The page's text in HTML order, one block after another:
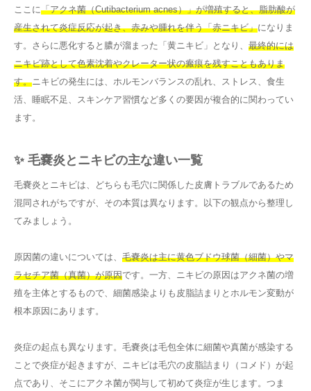
ここに「アクネ菌（Cutibacterium acnes）」が増殖すると、脂肪酸が
産生されて炎症反応が起き、赤みや腫れを伴う「赤ニキビ」になりま
す。さらに悪化すると膿が溜まった「黄ニキビ」となり、 最終的には
ニキビ跡として色素沈着やクレーター状の瘢痕を残すこともありま
す。ニキビの発生には、ホルモンバランスの乱れ、ストレス、食生
活、睡眠不足、スキンケア習慣など多くの要因が複合的に関わってい
ます。
✨ 毛嚢炎とニキビの主な違い一覧
毛嚢炎とニキビは、どちらも毛穴に関係した皮膚トラブルであるため
混同されがちですが、その本質は異なります。以下の観点から整理し
てみましょう。
原因菌の違いについては、 毛嚢炎は主に黄色ブドウ球菌（細菌）やマ
ラセチア菌（真菌）が原因です。一方、ニキビの原因はアクネ菌の増
殖を主体とするもので、細菌感染よりも皮脂詰まりとホルモン変動が
根本原因にあります。
炎症の起点も異なります。毛嚢炎は毛包全体に細菌や真菌が感染する
ことで炎症が起きますが、ニキビは毛穴の皮脂詰まり（コメド）が起
点であり、そこにアクネ菌が関与して初めて炎症が生じます。つま